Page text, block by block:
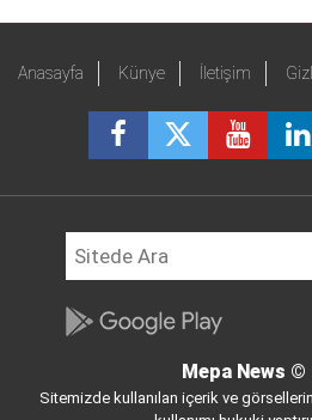
Anasayfa Künye İletişim
Mepa News ©
Sitemizde kullanılan içerik ve